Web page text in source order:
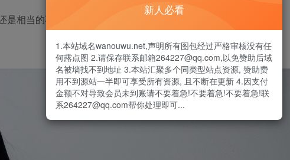
相当的不错的。
新人必看
1.本站域名wanouwu.net,声明所有图包经过严格审核没有任
何露点图 2.请保存联系邮箱264227@qq.com,以免赞助后域
名被墙找不到地址 3.本站汇聚多个同类型站点资源, 赞助费
用不到源站一半即可享受所有资源, 且不断在更新 4.因支付
金额不对导致会员未到账请不要着急!不要着急!不要着急!联
系264227@qq.com帮你处理即可...